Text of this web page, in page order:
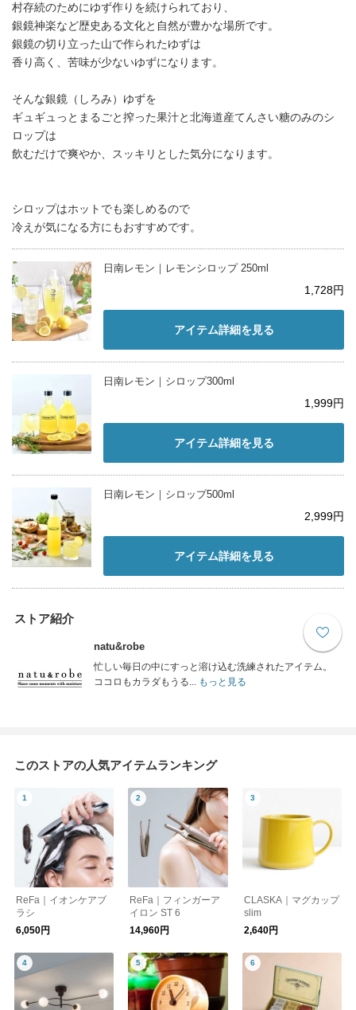
村存続のためにゆず作りを続けられており、
銀鏡神楽など歴史ある文化と自然が豊かな場所です。
銀鏡の切り立った山で作られたゆずは
香り高く、苦味が少ないゆずになります。
そんな銀鏡（しろみ）ゆずを
ギュギュっとまるごと搾った果汁と北海道産てんさい糖のみのシ
ロップは
飲むだけで爽やか、スッキリとした気分になります。
シロップはホットでも楽しめるので
冷えが気になる方にもおすすめです。
日南レモン｜レモンシロップ 250ml
1,728円
アイテム詳細を見る
日南レモン｜シロップ300ml
1,999円
アイテム詳細を見る
日南レモン｜シロップ500ml
2,999円
アイテム詳細を見る
ストア紹介
natu&robe
忙しい毎日の中にすっと溶け込む洗練されたアイテム。
ココロもカラダもうる...もっと見る
このストアの人気アイテムランキング
ReFa｜イオンケアブ
ラシ
6,050円
ReFa｜フィンガーア
イロン ST 6
14,960円
CLASKA｜マグカップ
slim
2,640円